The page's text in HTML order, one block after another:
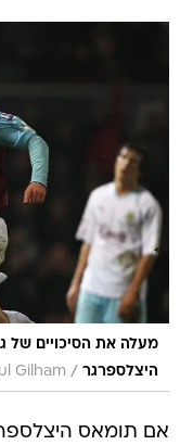
מעלה את הסיכויים של
היצלספרגר /
Gilham
אם תומאס